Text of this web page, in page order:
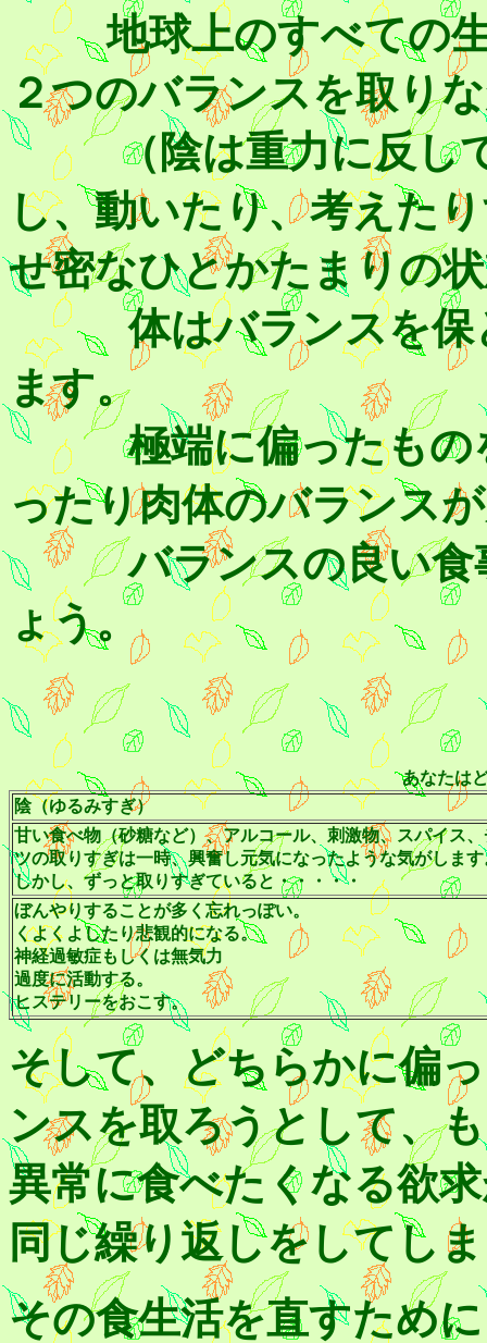
地球上のすべての生
２つのバランスを取り
（陰は重力に反して
し、動いたり、考えた
せ密なひとかたまりの
体はバランスを保と
ます。
極端に偏ったものを
ったり肉体のバランス
バランスの良い食事
ょう。
あなたは
陰（ゆるみすぎ）
甘い食べ物（砂糖など）、アルコール、刺激物、スパイス
ツの取りすぎは一時、興奮し元気になったような気がします
しかし、ずっと取りすぎていると・・・・・
ぼんやりすることが多く忘れっぽい。
くよくよしたり悲観的になる。
神経過敏症もしくは無気力
過度に活動する。
ヒステリーをおこす。
そして、どちらかに偏
ンスを取ろうとして、
異常に食べたくなる欲
同じ繰り返しをしてし
その食生活を直すため